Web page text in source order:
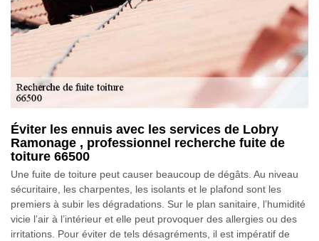
Éviter les ennuis avec les services de Lobry
Ramonage , professionnel recherche fuite de
toiture 66500
Une fuite de toiture peut causer beaucoup de dégâts. Au niveau
sécuritaire, les charpentes, les isolants et le plafond sont les
premiers à subir les dégradations. Sur le plan sanitaire, l’humidité
vicie l’air à l’intérieur et elle peut provoquer des allergies ou des
irritations. Pour éviter de tels désagréments, il est impératif de